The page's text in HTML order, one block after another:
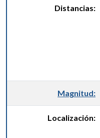
Distancias:
Magnitud:
Localización: